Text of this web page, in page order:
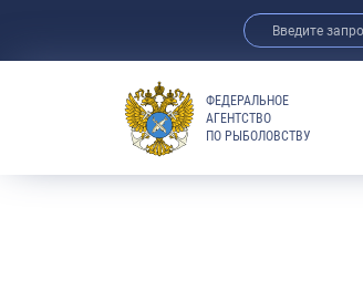
ФЕДЕРАЛЬНОЕ
АГЕНТСТВО
ПО РЫБОЛОВСТВУ